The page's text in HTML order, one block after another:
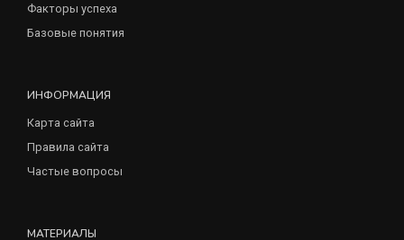
Факторы успеха
Базовые понятия
ИНФОРМАЦИЯ
Карта сайта
Правила сайта
Частые вопросы
МАТЕРИАЛЫ